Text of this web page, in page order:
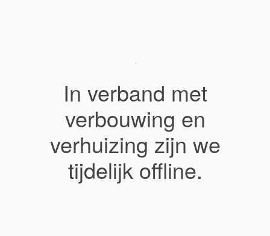
In verband met
verbouwing en
verhuizing zijn we
tijdelijk offline.